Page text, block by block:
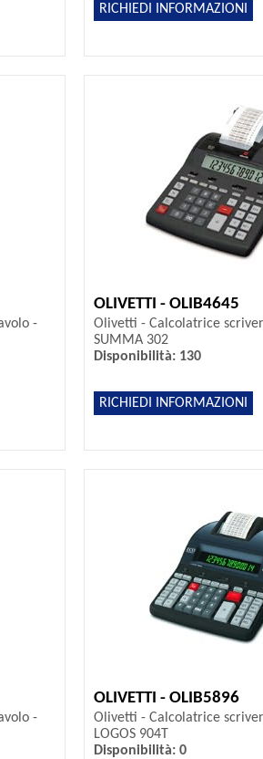
RICHIEDI INFORMAZIONI
-
OLIVETTI - OLIB4645
Olivetti - Calcolatrice
SUMMA 302
Disponibilità: 130
RICHIEDI INFORMAZIONI
-
OLIVETTI - OLIB5896
Olivetti - Calcolatrice
LOGOS 904T
Disponibilità: 0